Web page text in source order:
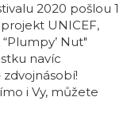
2020 pošlou 1
UNICEF,
Nut"
navíc
i Vy, můžete